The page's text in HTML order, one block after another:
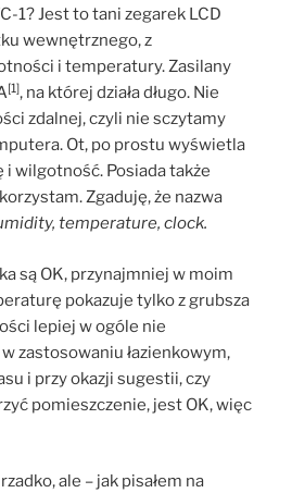
1? Jest to tani zegarek LCD
wewnętrznego, z
i temperatury. Zasilany
[1], na której działa długo. Nie
zdalnej, czyli nie sczytamy
Ot, po prostu wyświetla
wilgotność. Posiada także
Zgaduję, że nazwa
temperature, clock.
są OK, przynajmniej w moim
pokazuje tylko z grubsza
lepiej w ogóle nie
zastosowaniu łazienkowym,
i przy okazji sugestii, czy
pomieszczenie, jest OK, więc
ale – jak pisałem na